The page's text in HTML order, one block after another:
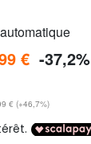
€ -37,2%
€ (+46,7%)